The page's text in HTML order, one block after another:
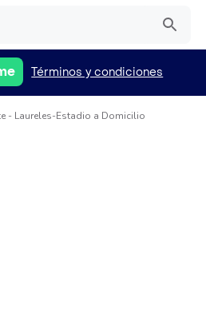
Términos y condiciones
- Laureles-Estadio a Domicilio